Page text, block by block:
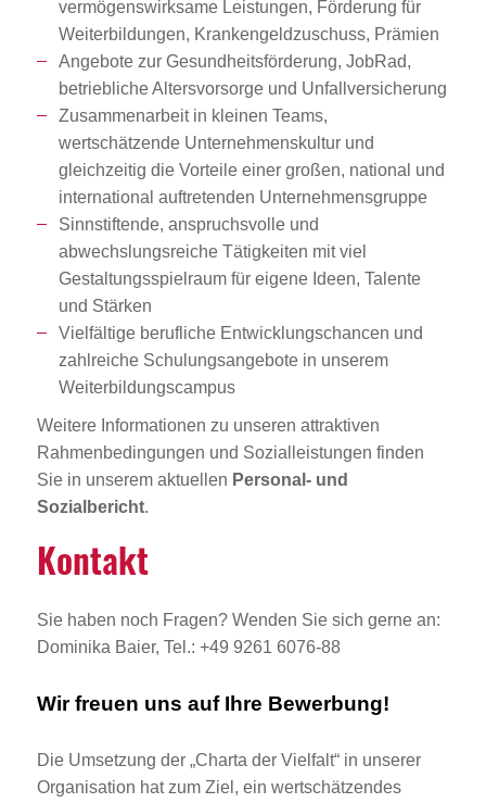
vermögenswirksame Leistungen, Förderung für
Weiterbildungen, Krankengeldzuschuss, Prämien
Angebote zur Gesundheitsförderung, JobRad,
betriebliche Altersvorsorge und Unfallversicherung
Zusammenarbeit in kleinen Teams,
wertschätzende Unternehmenskultur und
gleichzeitig die Vorteile einer großen, national und
international auftretenden Unternehmensgruppe
Sinnstiftende, anspruchsvolle und
abwechslungsreiche Tätigkeiten mit viel
Gestaltungsspielraum für eigene Ideen, Talente
und Stärken
Vielfältige berufliche Entwicklungschancen und
zahlreiche Schulungsangebote in unserem
Weiterbildungscampus
Weitere Informationen zu unseren attraktiven
Rahmenbedingungen und Sozialleistungen finden
Sie in unserem aktuellen Personal- und
Sozialbericht.
Kontakt
Sie haben noch Fragen? Wenden Sie sich gerne an:
Dominika Baier, Tel.: +49 9261 6076-88
Wir freuen uns auf Ihre Bewerbung!
Die Umsetzung der „Charta der Vielfalt“ in unserer
Organisation hat zum Ziel, ein wertschätzendes